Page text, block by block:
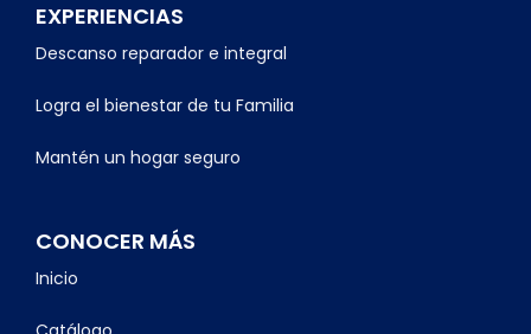
EXPERIENCIAS
Descanso reparador e integral
Logra el bienestar de tu Familia
Mantén un hogar seguro
CONOCER MÁS
Inicio